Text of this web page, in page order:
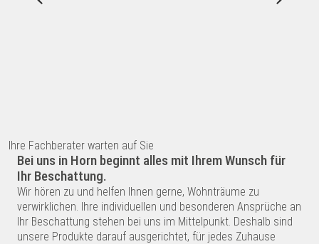
Bei uns in Horn beginnt alles mit Ihrem Wunsch für
Ihr Beschattung.
Wir hören zu und helfen Ihnen gerne, Wohnträume zu
verwirklichen. Ihre individuellen und besonderen Ansprüche an
Ihr Beschattung stehen bei uns im Mittelpunkt. Deshalb sind
unsere Produkte darauf ausgerichtet, für jedes Zuhause
Ihre Fachberater warten auf Sie